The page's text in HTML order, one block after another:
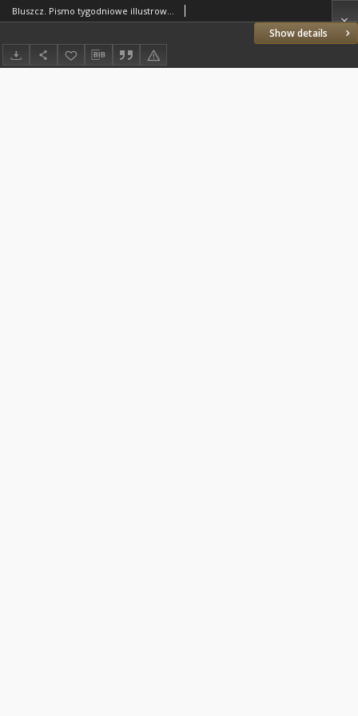
Show details
Bluszcz. Pismo tygodniowe illustrowane dla kobiet. 1904.04.25 (05.08) R.40 nr19